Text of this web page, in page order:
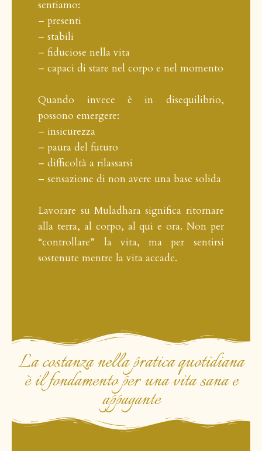
sentiamo:
– presenti
– stabili
– fiduciose nella vita
– capaci di stare nel corpo e nel momento
Quando invece è in disequilibrio,
possono emergere:
– insicurezza
– paura del futuro
– difficoltà a rilassarsi
– sensazione di non avere una base solida
Lavorare su Muladhara significa ritornare
alla terra, al corpo, al qui e ora. Non per
“controllare” la vita, ma per sentirsi
sostenute mentre la vita accade.
La costanza nella pratica quotidiana
è il fondamento per una vita sana e
appagante